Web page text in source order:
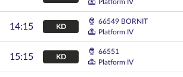
Platform IV
14:15 KD
66549 BORNIT
Platform IV
15:15 KD
66551
Platform IV